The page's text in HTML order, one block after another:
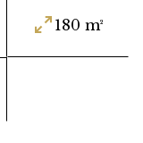
180 m²